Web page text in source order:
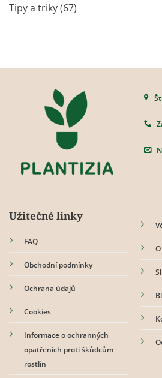
Tipy a triky(67)
Užitečné linky
FAQ
Obchodní podmínky
Ochrana údajů
Cookies
Informace o ochranných
opatřeních proti škůdcům
rostlin